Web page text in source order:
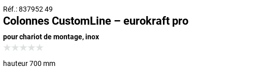
Réf.: 837952 49
Colonnes CustomLine – eurokraft pro
pour chariot de montage, inox
hauteur 700 mm